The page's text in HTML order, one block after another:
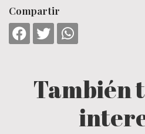
Compartir
También